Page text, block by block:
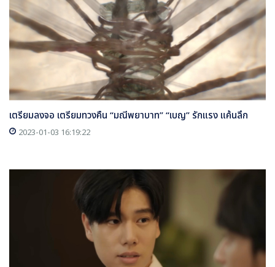
เตรียมลงจอ เตรียมทวงคืน “มณีพยาบาท” “เบญ” รักแรง แค้นลึก
2023-01-03 16:19:22